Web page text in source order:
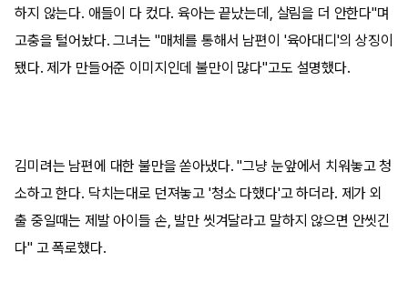
하지 않는다. 애들이 다 컸다. 육아는 끝났는데, 살림을 더 안한다"며
고충을 털어놨다. 그녀는 "매체를 통해서 남편이 '육아대디'의 상징이
됐다. 제가 만들어준 이미지인데 불만이 많다"고도 설명했다.
김미려는 남편에 대한 불만을 쏟아냈다. "그냥 눈앞에서 치워놓고 청
소하고 한다. 닥치는대로 던져놓고 '청소 다했다'고 하더라. 제가 외
출 중일때는 제발 아이들 손, 발만 씻겨달라고 말하지 않으면 안씻긴
다" 고 폭로했다.